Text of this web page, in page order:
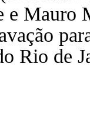
e Mauro
Rio de